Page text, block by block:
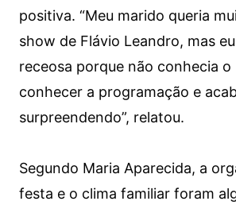
positiva. “Meu marido queria
show de Flávio Leandro, mas
receosa porque não conhecia o
conhecer a programação e
surpreendendo”, relatou.
Segundo Maria Aparecida, a
festa e o clima familiar foram